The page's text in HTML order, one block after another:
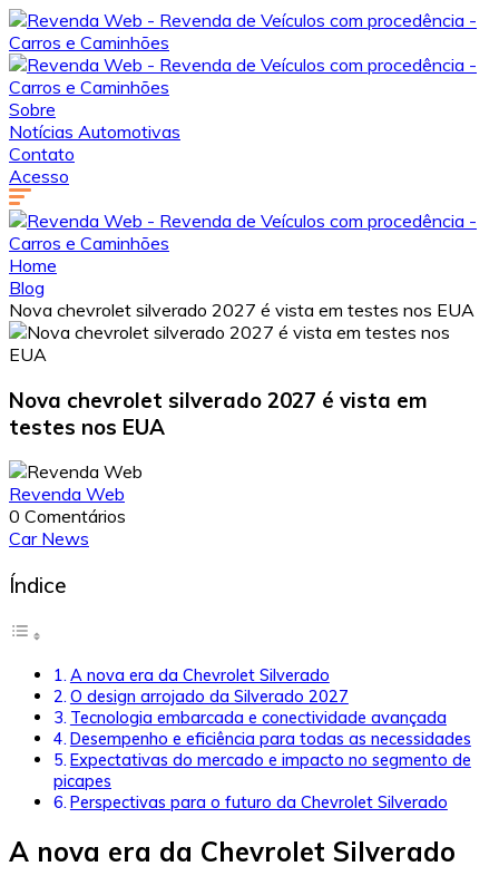
Sobre
Notícias Automotivas
Contato
Acesso
Home
Blog
Nova chevrolet silverado 2027 é vista em testes nos EUA
Nova chevrolet silverado 2027 é vista em
testes nos EUA
Revenda Web
0 Comentários
Car News
Índice
A nova era da Chevrolet Silverado
O design arrojado da Silverado 2027
Tecnologia embarcada e conectividade avançada
Desempenho e eficiência para todas as necessidades
Expectativas do mercado e impacto no segmento de
picapes
Perspectivas para o futuro da Chevrolet Silverado
A nova era da Chevrolet Silverado